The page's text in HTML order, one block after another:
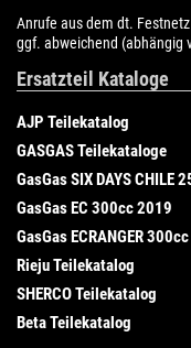
Anrufe aus dem dt.
ggf. abweichend (abhängig
Ersatzteil Kataloge
AJP Teilekatalog
GASGAS Teilekataloge
GasGas SIX DAYS CHILE
GasGas EC 300cc 2019
GasGas ECRANGER
Rieju Teilekatalog
SHERCO Teilekatalog
Beta Teilekatalog